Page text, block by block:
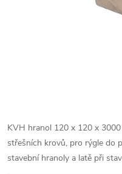
KVH hranol 120 x 120 x
střešních krovů, pro rýgle do
stavební hranoly a latě při